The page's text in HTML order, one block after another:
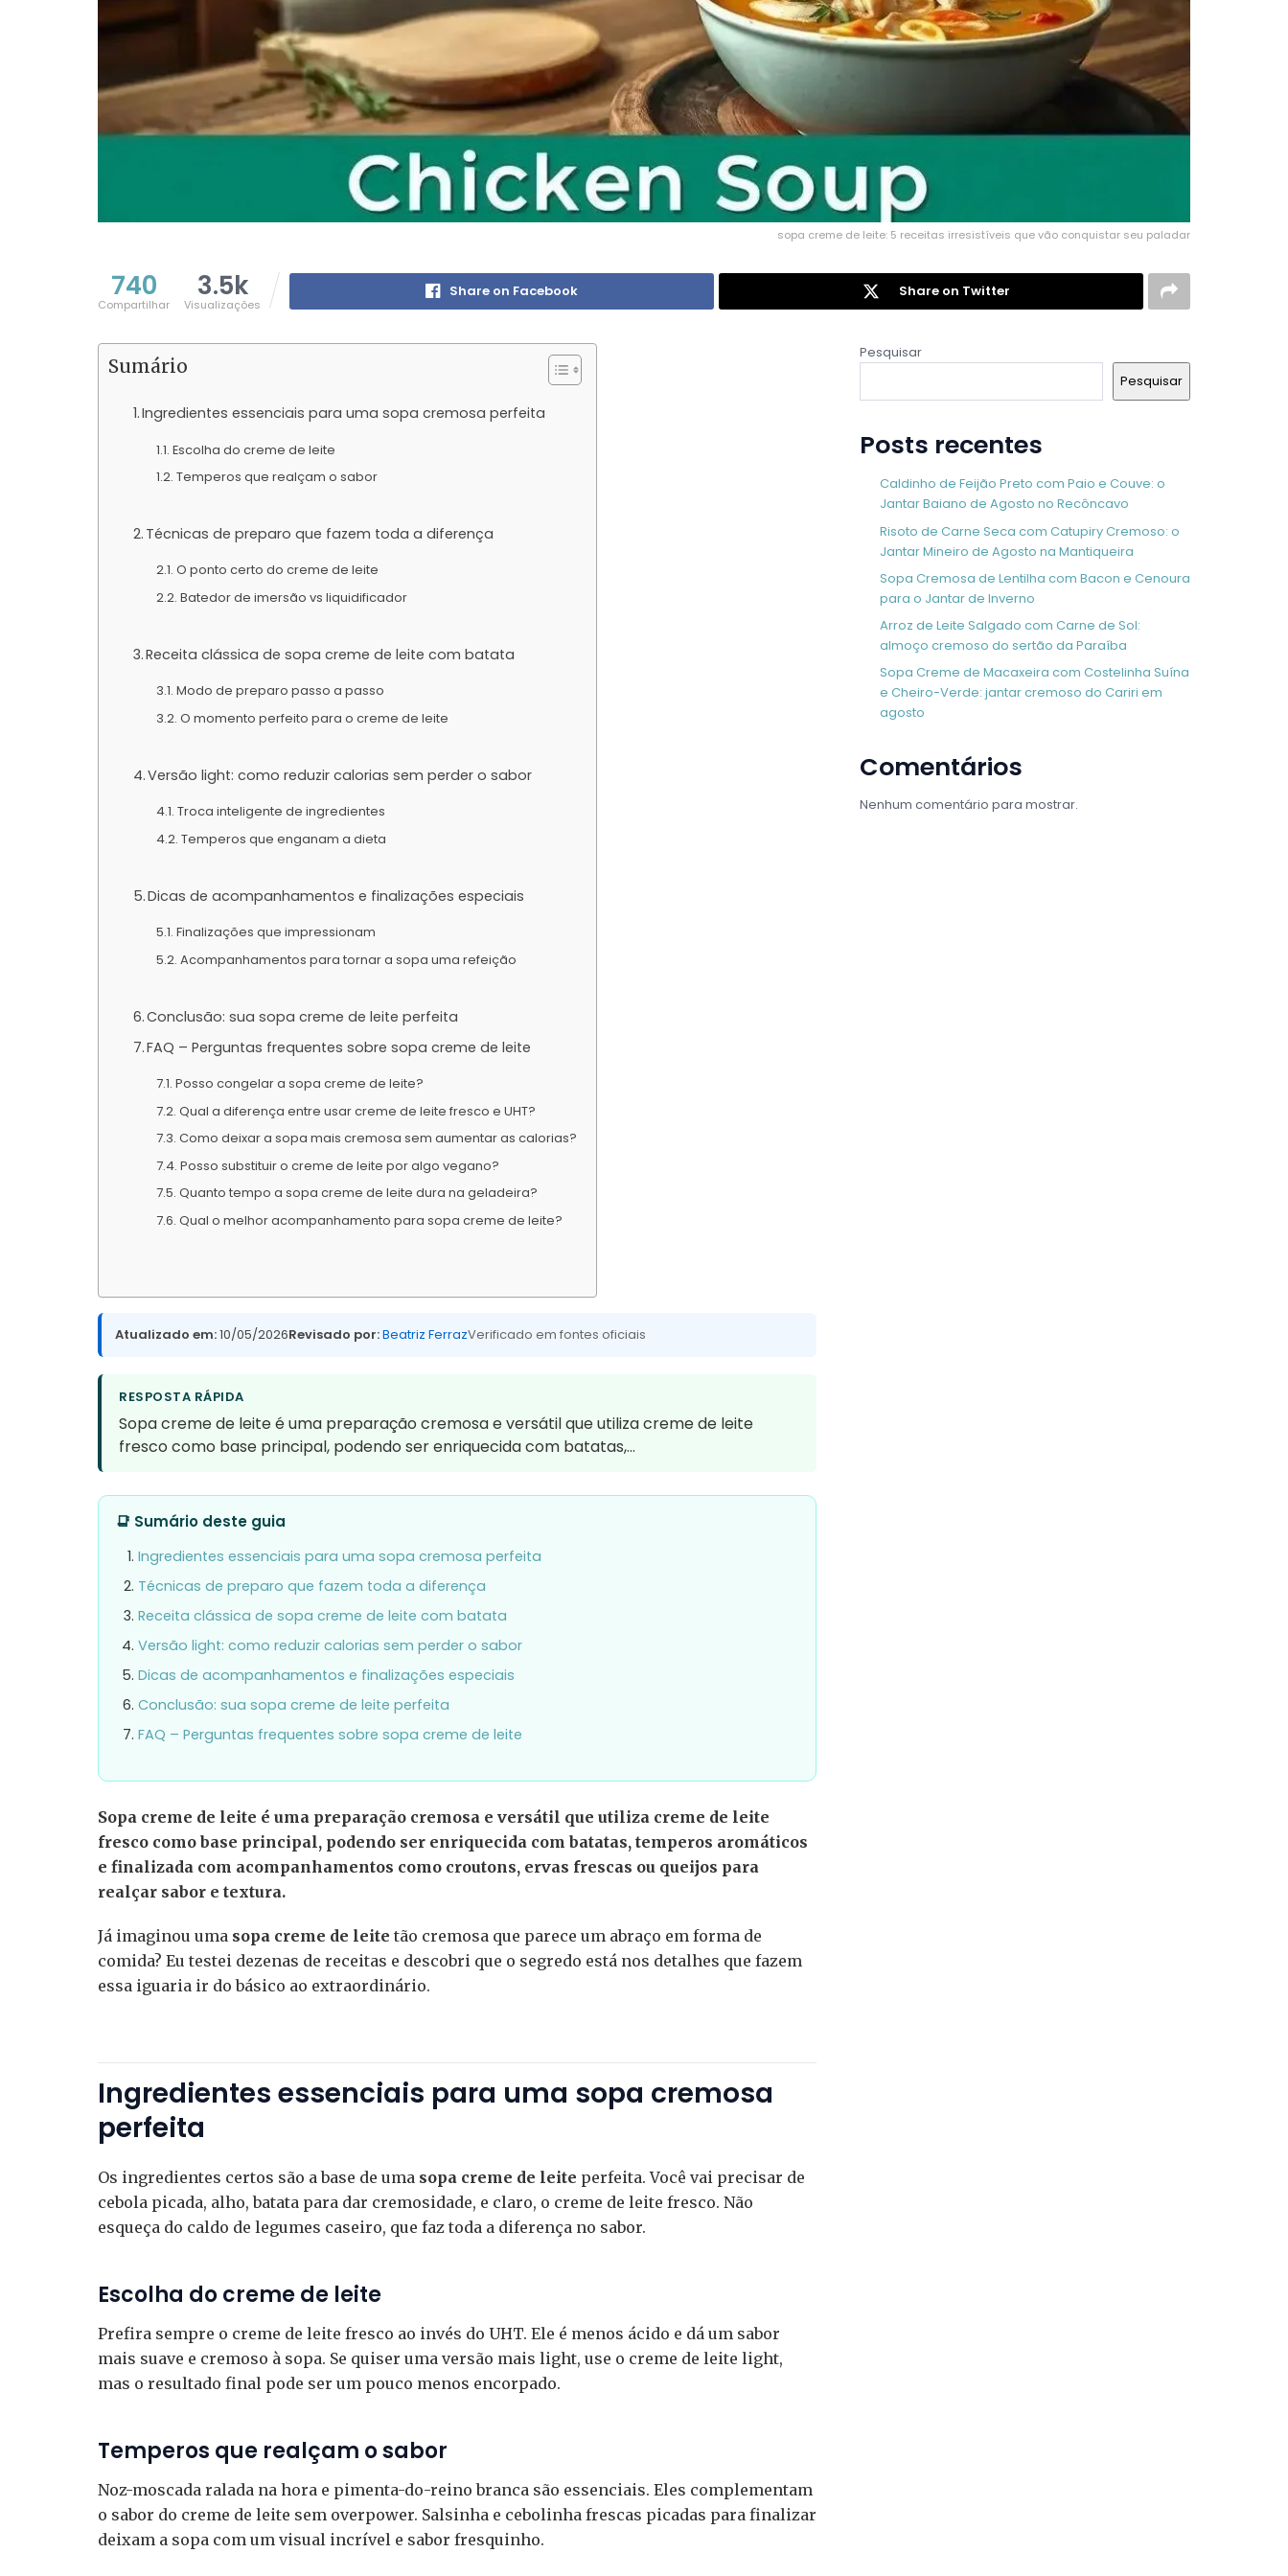
sopa creme de leite: 5 receitas irresistíveis que vão conquistar seu paladar
740
Compartilhar
3.5k
Visualizações
Share on Facebook Share on Twitter
Sumário
Ingredientes essenciais para uma sopa cremosa perfeita
Escolha do creme de leite
Temperos que realçam o sabor
Técnicas de preparo que fazem toda a diferença
O ponto certo do creme de leite
Batedor de imersão vs liquidificador
Receita clássica de sopa creme de leite com batata
Modo de preparo passo a passo
O momento perfeito para o creme de leite
Versão light: como reduzir calorias sem perder o sabor
Troca inteligente de ingredientes
Temperos que enganam a dieta
Dicas de acompanhamentos e finalizações especiais
Finalizações que impressionam
Acompanhamentos para tornar a sopa uma refeição
Conclusão: sua sopa creme de leite perfeita
FAQ – Perguntas frequentes sobre sopa creme de leite
Posso congelar a sopa creme de leite?
Qual a diferença entre usar creme de leite fresco e UHT?
Como deixar a sopa mais cremosa sem aumentar as calorias?
Posso substituir o creme de leite por algo vegano?
Quanto tempo a sopa creme de leite dura na geladeira?
Qual o melhor acompanhamento para sopa creme de leite?
Atualizado em:10/05/2026Revisado por:Beatriz FerrazVerificado em fontes oficiais
RESPOSTA RÁPIDA
Sopa creme de leite é uma preparação cremosa e versátil que utiliza creme de leite
fresco como base principal, podendo ser enriquecida com batatas,…
📑 Sumário deste guia
Ingredientes essenciais para uma sopa cremosa perfeita
Técnicas de preparo que fazem toda a diferença
Receita clássica de sopa creme de leite com batata
Versão light: como reduzir calorias sem perder o sabor
Dicas de acompanhamentos e finalizações especiais
Conclusão: sua sopa creme de leite perfeita
FAQ – Perguntas frequentes sobre sopa creme de leite
Sopa creme de leite é uma preparação cremosa e versátil que utiliza creme de leite
fresco como base principal, podendo ser enriquecida com batatas, temperos aromáticos
e finalizada com acompanhamentos como croutons, ervas frescas ou queijos para
realçar sabor e textura.
Já imaginou uma sopa creme de leite tão cremosa que parece um abraço em forma de
comida? Eu testei dezenas de receitas e descobri que o segredo está nos detalhes que fazem
essa iguaria ir do básico ao extraordinário.
Ingredientes essenciais para uma sopa cremosa
perfeita
Os ingredientes certos são a base de uma sopa creme de leite perfeita. Você vai precisar de
cebola picada, alho, batata para dar cremosidade, e claro, o creme de leite fresco. Não
esqueça do caldo de legumes caseiro, que faz toda a diferença no sabor.
Escolha do creme de leite
Prefira sempre o creme de leite fresco ao invés do UHT. Ele é menos ácido e dá um sabor
mais suave e cremoso à sopa. Se quiser uma versão mais light, use o creme de leite light,
mas o resultado final pode ser um pouco menos encorpado.
Temperos que realçam o sabor
Noz-moscada ralada na hora e pimenta-do-reino branca são essenciais. Eles complementam
o sabor do creme de leite sem overpower. Salsinha e cebolinha frescas picadas para finalizar
deixam a sopa com um visual incrível e sabor fresquinho.
Pesquisar
Pesquisar
Posts recentes
Caldinho de Feijão Preto com Paio e Couve: o
Jantar Baiano de Agosto no Recôncavo
Risoto de Carne Seca com Catupiry Cremoso: o
Jantar Mineiro de Agosto na Mantiqueira
Sopa Cremosa de Lentilha com Bacon e Cenoura
para o Jantar de Inverno
Arroz de Leite Salgado com Carne de Sol:
almoço cremoso do sertão da Paraíba
Sopa Creme de Macaxeira com Costelinha Suína
e Cheiro-Verde: jantar cremoso do Cariri em
agosto
Comentários
Nenhum comentário para mostrar.